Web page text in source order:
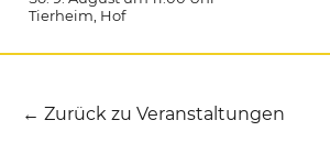
Tierheim , Hof
← Zurück zu Veranstaltungen